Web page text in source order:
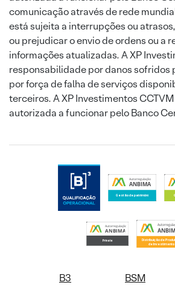
comunicação através de rede
está sujeita a interrupções ou
ou prejudicar o envio de ordens ou a
informações atualizadas. A XP
responsabilidade por danos sofridos
por força de falha de serviços
terceiros. A XP Investimentos
autorizada a funcionar pelo Banco
B3 BSM